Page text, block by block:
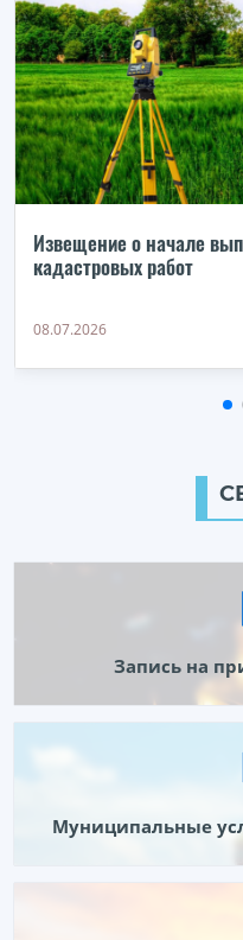
Извещение о начале
кадастровых работ
08.07.2026
Запись на
Муниципальные